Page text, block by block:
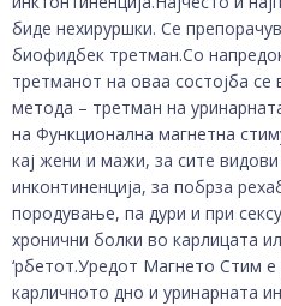
биде нехируршки. Се
биофидбек третман.Со
третманот на оваа состојба
метода – третман на
на Функционална магнетна
кај жени и мажи, за сите
инконтиненција, за побрза
породување, па дури и при
хронични болки во карлицата
‘рбетот.Уредот Магнето Стим
карличното дно и уринарната